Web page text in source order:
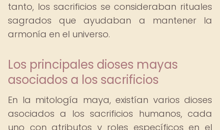
tanto, los sacrificios se consideraban rituales
sagrados que ayudaban a mantener la
armonía en el universo.
Los principales dioses mayas
asociados a los sacrificios
En la mitología maya, existían varios dioses
asociados a los sacrificios humanos, cada
uno con atributos y roles específicos en el